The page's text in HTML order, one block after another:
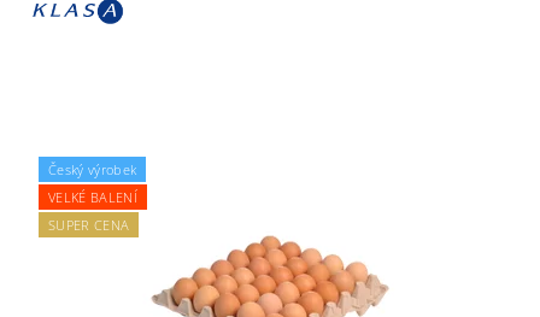
Český výrobek
VELKÉ BALENÍ
SUPER CENA